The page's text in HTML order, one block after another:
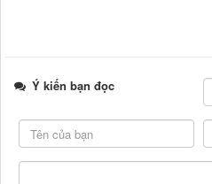
Ý kiến bạn đọc